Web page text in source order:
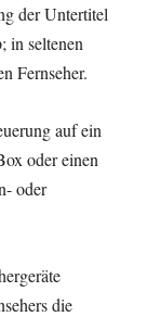
der Untertitel
in seltenen
Fernseher.
auf ein
oder einen
oder
die